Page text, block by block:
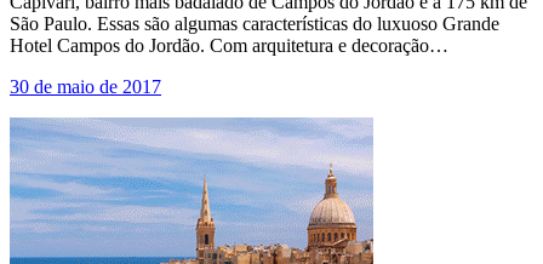
São Paulo. Essas são algumas características do luxuoso Grande
Hotel Campos do Jordão. Com arquitetura e decoração…
30 de maio de 2017